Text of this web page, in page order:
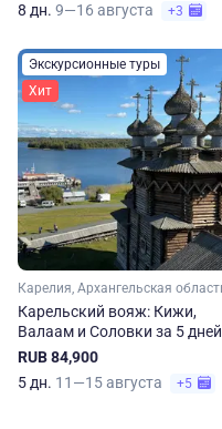
8 дн. 9—16 августа +3
Экскурсионные туры
Хит
Карельский вояж: Кижи,
Валаам и Соловки за 5 дней
RUB 84,900
5 дн. 11—15 августа +5